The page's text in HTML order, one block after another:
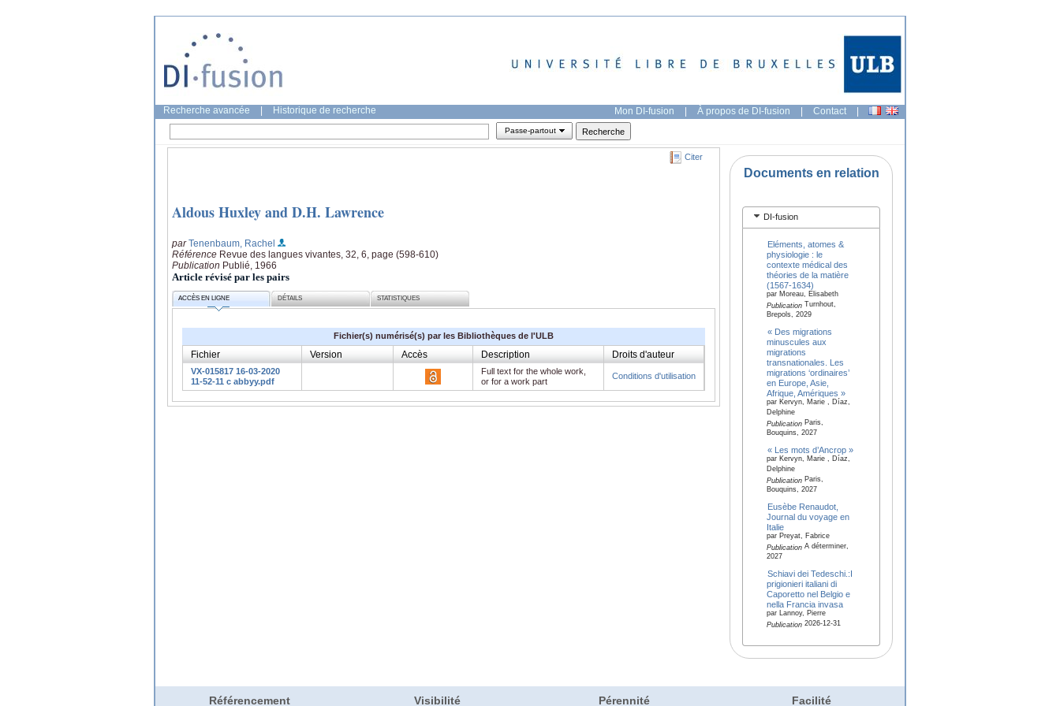
Recherche avancée Historique de recherche Mon DI-fusion | À propos de DI-fusion | Contact |
Passe-partout
Citer
Aldous Huxley and D.H. Lawrence
parTenenbaum, Rachel
Référence Revue des langues vivantes, 32, 6, page (598-610)
Publication Publié, 1966
Article révisé par les pairs
ACCÈS EN LIGNE DÉTAILS STATISTIQUES
Fichier(s) numérisé(s) par les Bibliothèques de l'ULB
Fichier Version Accès Description Droits d'auteur
VX-015817 16-03-2020
11-52-11 c abbyy.pdf
Full text for the whole work,
or for a work part
Conditions d'utilisation
Documents en relation
DI-fusion
Eléments, atomes &
physiologie : le
contexte médical des
théories de la matière
(1567-1634)
par Moreau, Elisabeth
PublicationTurnhout,
Brepols, 2029
« Des migrations
minuscules aux
migrations
transnationales. Les
migrations ‘ordinaires’
en Europe, Asie,
Afrique, Amériques »
par Kervyn, Marie , Díaz,
Delphine
PublicationParis,
Bouquins, 2027
« Les mots d’Ancrop »
par Kervyn, Marie , Díaz,
Delphine
PublicationParis,
Bouquins, 2027
Eusèbe Renaudot,
Journal du voyage en
Italie
par Preyat, Fabrice
PublicationA déterminer,
2027
Schiavi dei Tedeschi.:I
prigionieri italiani di
Caporetto nel Belgio e
nella Francia invasa
par Lannoy, Pierre
Publication2026-12-31
Référencement Visibilité Pérennité Facilité